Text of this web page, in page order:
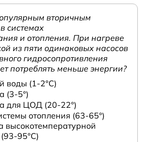
вторичным
системах
и отопления. При нагреве
из пяти одинаковых насосов
гидросопротивления
потреблять меньше энергии?
воды (1-2°С)
(3-5°)
для ЦОД (20-22°)
отопления (63-65°)
высокотемпературной
95°С)